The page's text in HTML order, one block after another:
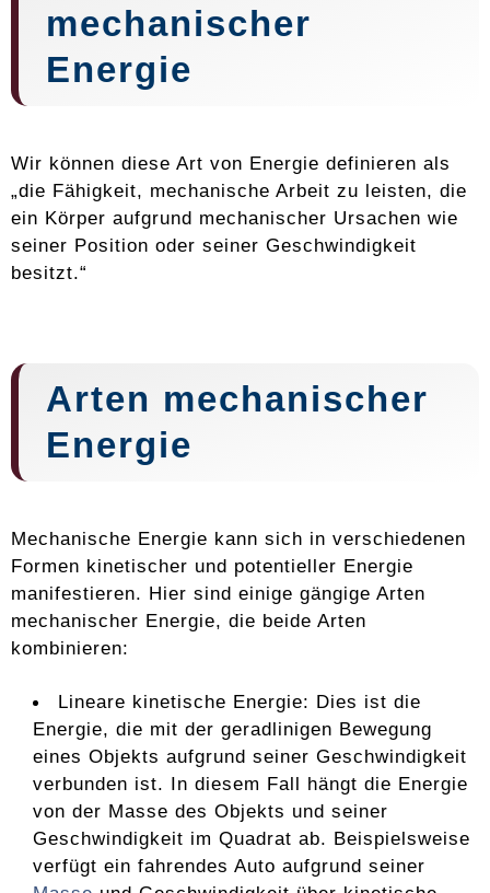
mechanischer
Energie
Wir können diese Art von Energie definieren als
„die Fähigkeit, mechanische Arbeit zu leisten, die
ein Körper aufgrund mechanischer Ursachen wie
seiner Position oder seiner Geschwindigkeit
besitzt.“
Arten mechanischer
Energie
Mechanische Energie kann sich in verschiedenen
Formen kinetischer und potentieller Energie
manifestieren. Hier sind einige gängige Arten
mechanischer Energie, die beide Arten
kombinieren:
Lineare kinetische Energie: Dies ist die
Energie, die mit der geradlinigen Bewegung
eines Objekts aufgrund seiner Geschwindigkeit
verbunden ist. In diesem Fall hängt die Energie
von der Masse des Objekts und seiner
Geschwindigkeit im Quadrat ab. Beispielsweise
verfügt ein fahrendes Auto aufgrund seiner